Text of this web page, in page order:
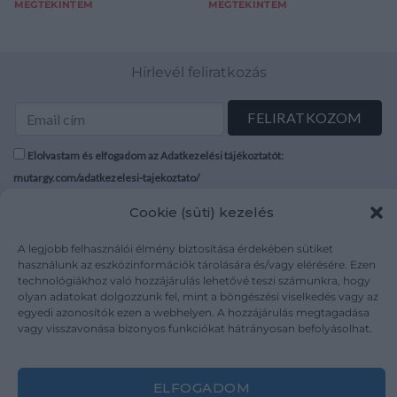
Cookie (süti) kezelés
A legjobb felhasználói élmény biztosítása érdekében sütiket
használunk az eszközinformációk tárolására és/vagy elérésére. Ezen
technológiákhoz való hozzájárulás lehetővé teszi számunkra, hogy
olyan adatokat dolgozzunk fel, mint a böngészési viselkedés vagy az
egyedi azonosítók ezen a webhelyen. A hozzájárulás megtagadása
vagy visszavonása bizonyos funkciókat hátrányosan befolyásolhat.
ELFOGADOM
MEGTEKINTEM MEGTEKINTEM
Hírlevél feliratkozás
Elolvastam és elfogadom az Adatkezelési tájékoztatót:
mutargy.com/adatkezelesi-tajekoztato/
Médiaajánlat
Karrier
Kapcsolat
Áraink
ÁSZF
Adatvédelem
Impresszum